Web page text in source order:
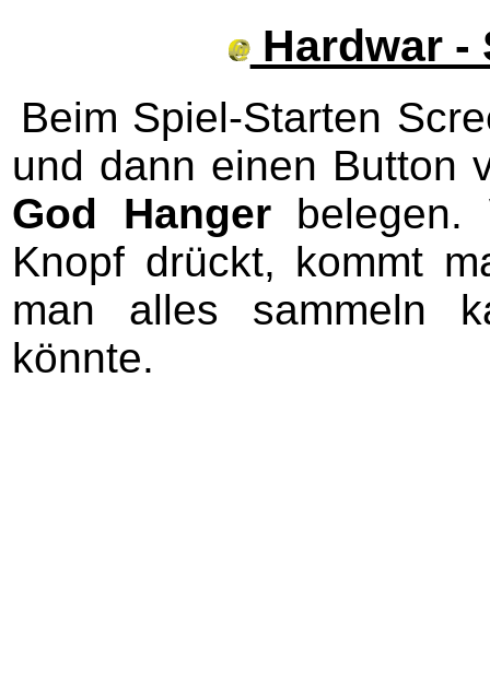
Hardwar -
Beim Spiel-Starten
und dann einen Button
God Hangerbelegen.
Knopf drückt, kommt
man alles sammeln
könnte.